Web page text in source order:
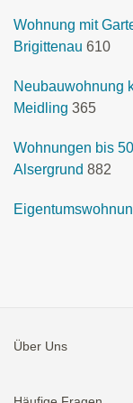
Wohnung mit
Brigittenau 610
Neubauwohnung
Meidling 365
Wohnungen bis
Alsergrund 882
Über Uns